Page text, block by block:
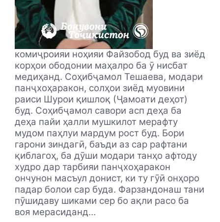
комиҷроияи ноҳияи Файзобод буд ва зиёд
корҳои ободонии маҳалро ба ӯ нисбат
медиҳанд. Соҳибҷамол Тешаева, модари
панҷхоҳаракон, солҳои зиёд муовини
раиси Шурои қишлоқ (Ҷамоати деҳот)
буд. Соҳибҷамол савори асп деҳа ба
деҳа пайи ҳалли мушкилот мерафту
мудом паҳлуи мардум рост буд. Бори
гарони зиндагӣ, баъди аз сар рафтани
қиблагоҳ, ба дӯши модари танҳо афтоду
худро дар тарбияи панҷхоҳаракон
ончунон масъул донист, ки ту гӯӣ онҳоро
падар болои сар буда. Фарзандонаш тани
пӯшидаву шиками сер бо ақли расо ба
воя мерасиданд…